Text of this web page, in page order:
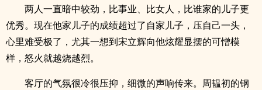
两人一直暗中较劲，比事业、比女人，比谁家的儿子更
优秀。现在他家儿子的成绩超过了自家儿子，压自己一头，
心里难受极了，尤其一想到宋立辉向他炫耀显摆的可憎模
样，怒火就越烧越烈。
客厅的气氛很冷很压抑，细微的声响传来。周韫初的钢